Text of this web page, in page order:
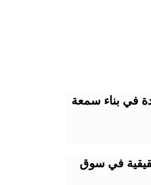
في بناء سمعة
في سوق